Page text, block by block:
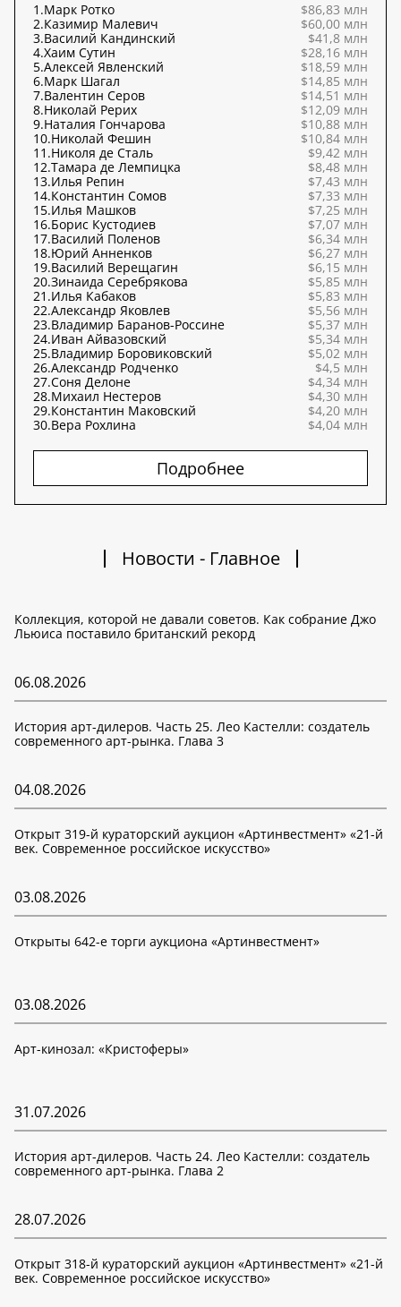
1.Марк Ротко
$86,83 млн
2.Казимир Малевич
$60,00 млн
3.Василий Кандинский
$41,8 млн
4.Хаим Сутин
$28,16 млн
5.Алексей Явленский
$18,59 млн
6.Марк Шагал
$14,85 млн
7.Валентин Серов
$14,51 млн
8.Николай Рерих
$12,09 млн
9.Наталия Гончарова
$10,88 млн
10.Николай Фешин
$10,84 млн
11.Николя де Сталь
$9,42 млн
12.Тамара де Лемпицка
$8,48 млн
13.Илья Репин
$7,43 млн
14.Константин Сомов
$7,33 млн
15.Илья Машков
$7,25 млн
16.Борис Кустодиев
$7,07 млн
17.Василий Поленов
$6,34 млн
18.Юрий Анненков
$6,27 млн
19.Василий Верещагин
$6,15 млн
20.Зинаида Серебрякова
$5,85 млн
21.Илья Кабаков
$5,83 млн
22.Александр Яковлев
$5,56 млн
23.Владимир Баранов-Россине
$5,37 млн
24.Иван Айвазовский
$5,34 млн
25.Владимир Боровиковский
$5,02 млн
26.Александр Родченко
$4,5 млн
27.Соня Делоне
$4,34 млн
28.Михаил Нестеров
$4,30 млн
29.Константин Маковский
$4,20 млн
30.Вера Рохлина $4,04 млн
Подробнее
Новости - Главное
Коллекция, которой не давали советов. Как собрание Джо
Льюиса поставило британский рекорд
06.08.2026
История арт-дилеров. Часть 25. Лео Кастелли: создатель
современного арт-рынка. Глава 3
04.08.2026
Открыт 319-й кураторский аукцион «Артинвестмент» «21-й
век. Современное российское искусство»
03.08.2026
Открыты 642-е торги аукциона «Артинвестмент»
03.08.2026
Арт-кинозал: «Кристоферы»
31.07.2026
История арт-дилеров. Часть 24. Лео Кастелли: создатель
современного арт-рынка. Глава 2
28.07.2026
Открыт 318-й кураторский аукцион «Артинвестмент» «21-й
век. Современное российское искусство»